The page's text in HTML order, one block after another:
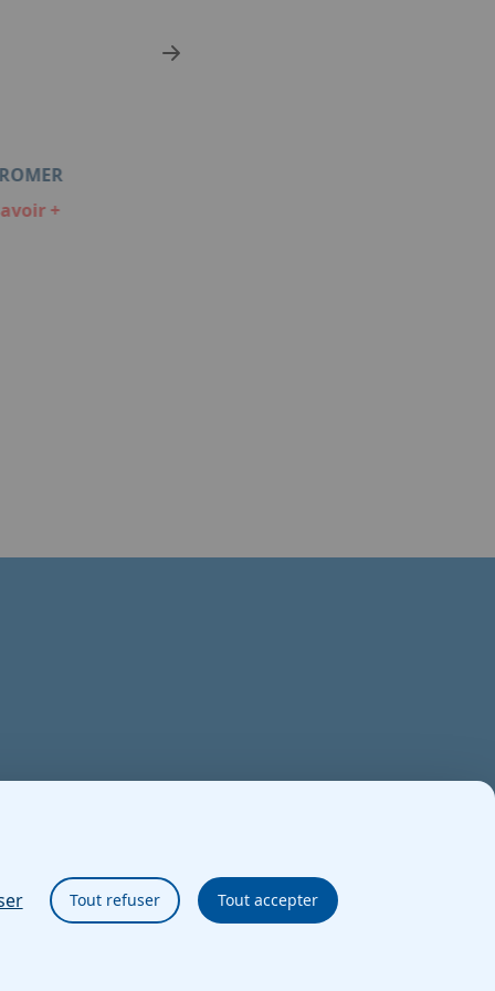
+
Tout accepter
Tout refuser